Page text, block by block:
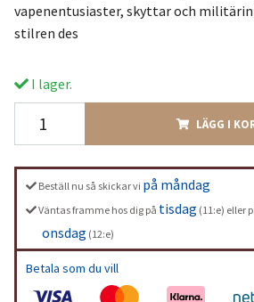
vapenentusiaster, skyttar och
stilren des
I lager.
LÄGG I
Beställ nu så skickar vi på måndag
Väntas framme hos dig på tisdag (11:e) eller
onsdag (12:e)
Betala som du vill